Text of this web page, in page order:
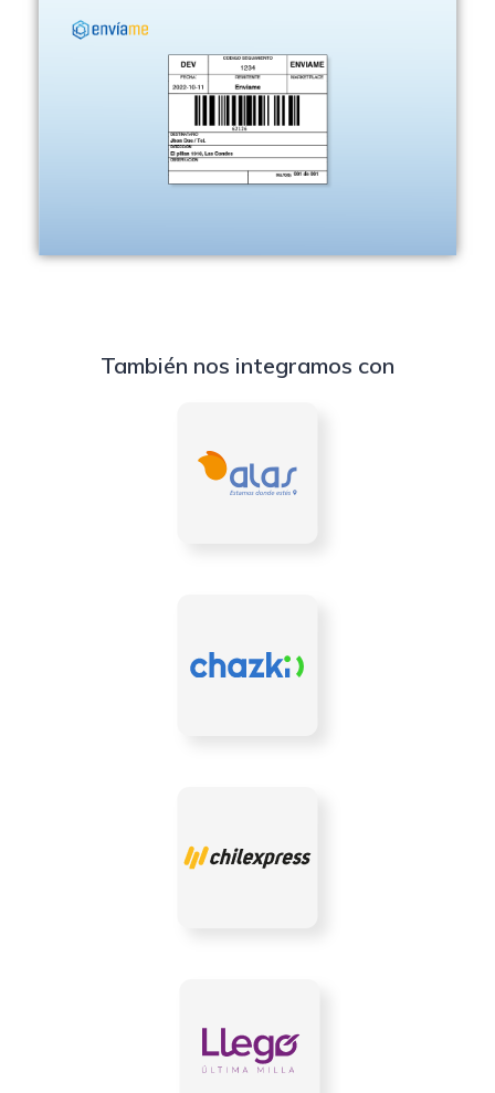
También nos integramos con